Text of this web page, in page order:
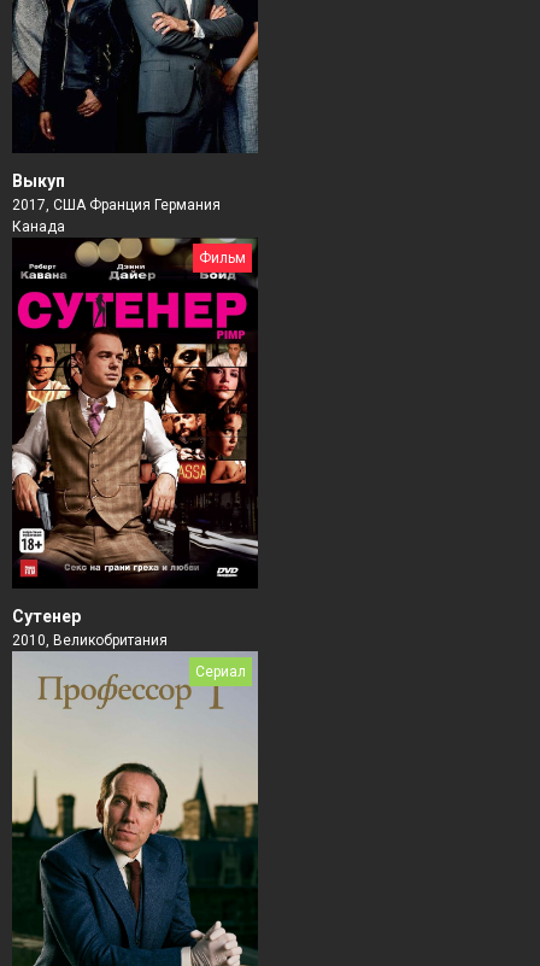
Выкуп
2017, США Франция Германия
Канада
Фильм
Сутенер
2010, Великобритания
Сериал